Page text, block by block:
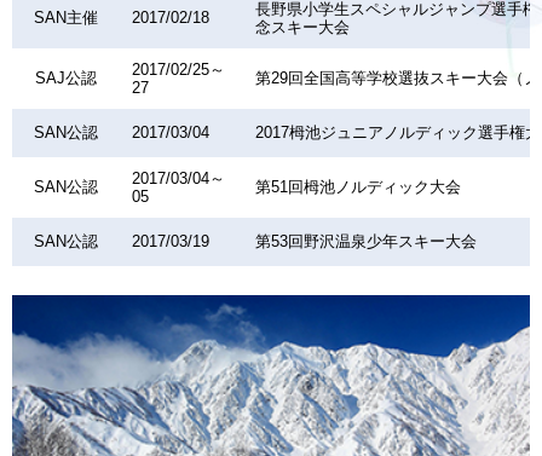
SAN主催 2017/02/18
長野県小学生スペシャルジャンプ選手
念スキー大会
SAJ公認
2017/02/25～
27
第29回全国高等学校選抜スキー大会（
SAN公認 2017/03/04 2017栂池ジュニアノルディック選手権
SAN公認
2017/03/04～
05
第51回栂池ノルディック大会
SAN公認 2017/03/19 第53回野沢温泉少年スキー大会